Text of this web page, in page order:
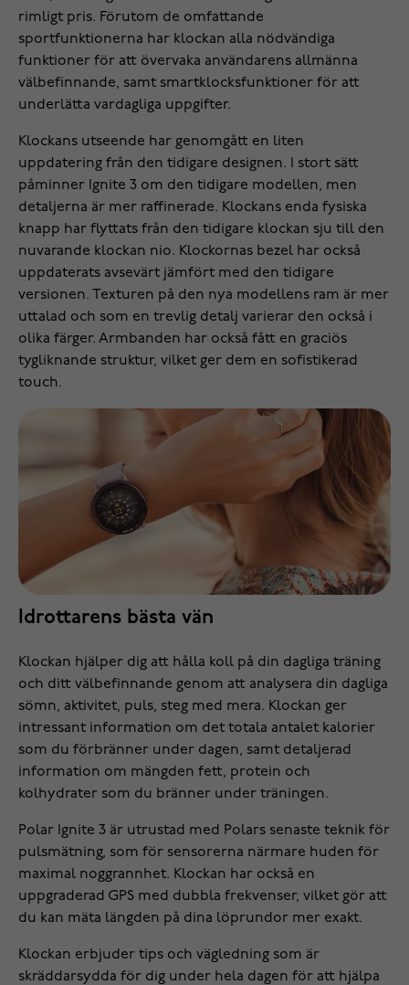
rimligt pris. Förutom de omfattande
sportfunktionerna har klockan alla nödvändiga
funktioner för att övervaka användarens allmänna
välbefinnande, samt smartklocksfunktioner för att
underlätta vardagliga uppgifter.
Klockans utseende har genomgått en liten
uppdatering från den tidigare designen. I stort sätt
påminner Ignite 3 om den tidigare modellen, men
detaljerna är mer raffinerade. Klockans enda fysiska
knapp har flyttats från den tidigare klockan sju till den
nuvarande klockan nio. Klockornas bezel har också
uppdaterats avsevärt jämfört med den tidigare
versionen. Texturen på den nya modellens ram är mer
uttalad och som en trevlig detalj varierar den också i
olika färger. Armbanden har också fått en graciös
tygliknande struktur, vilket ger dem en sofistikerad
touch.
Idrottarens bästa vän
Klockan hjälper dig att hålla koll på din dagliga träning
och ditt välbefinnande genom att analysera din dagliga
sömn, aktivitet, puls, steg med mera. Klockan ger
intressant information om det totala antalet kalorier
som du förbränner under dagen, samt detaljerad
information om mängden fett, protein och
kolhydrater som du bränner under träningen.
Polar Ignite 3 är utrustad med Polars senaste teknik för
pulsmätning, som för sensorerna närmare huden för
maximal noggrannhet. Klockan har också en
uppgraderad GPS med dubbla frekvenser, vilket gör att
du kan mäta längden på dina löprundor mer exakt.
Klockan erbjuder tips och vägledning som är
skräddarsydda för dig under hela dagen för att hjälpa